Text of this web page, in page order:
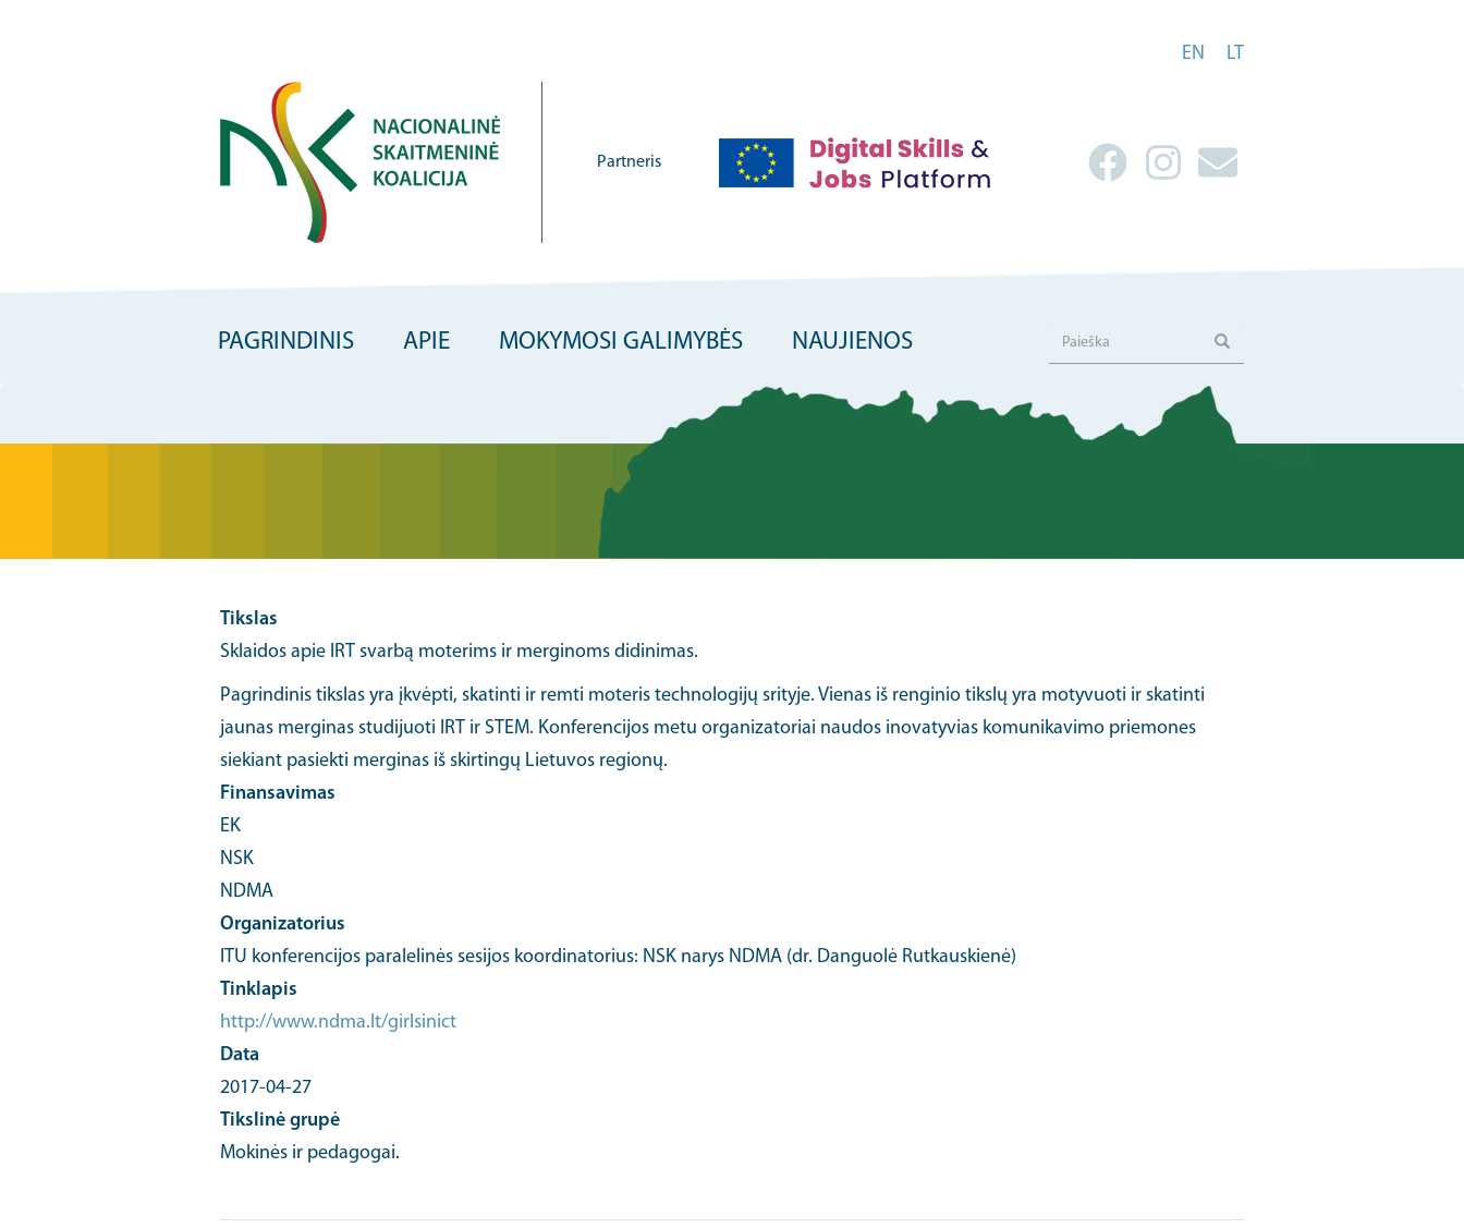
EN LT
Partneris
PAGRINDINIS APIE MOKYMOSI GALIMYBĖS NAUJIENOS Paieška Paieška
Tikslas
Sklaidos apie IRT svarbą moterims ir merginoms didinimas.
Pagrindinis tikslas yra įkvėpti, skatinti ir remti moteris technologijų srityje. Vienas iš renginio tikslų yra motyvuoti ir skatinti
jaunas merginas studijuoti IRT ir STEM. Konferencijos metu organizatoriai naudos inovatyvias komunikavimo priemones
siekiant pasiekti merginas iš skirtingų Lietuvos regionų.
Finansavimas
EK
NSK
NDMA
Organizatorius
ITU konferencijos paralelinės sesijos koordinatorius: NSK narys NDMA (dr. Danguolė Rutkauskienė)
Tinklapis
http://www.ndma.lt/girlsinict
Data
2017-04-27
Tikslinė grupė
Mokinės ir pedagogai.